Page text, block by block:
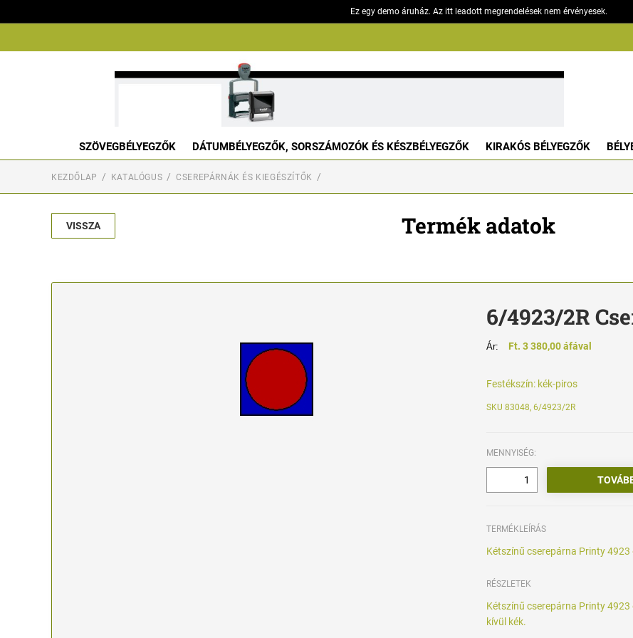
Ez egy demo áruház. Az itt leadott megrendelések nem érvényesek.
SZÖVEGBÉLYEGZŐK DÁTUMBÉLYEGZŐK, SORSZÁMOZÓK ÉS KÉSZBÉLYEGZŐK KIRAKÓS BÉLYEGZŐK
KEZDŐLAP KATALÓGUS CSEREPÁRNÁK ÉS KIEGÉSZÍTŐK
VISSZA Termék adatok
6/4923/2R
Ár: Ft. 3 380,00 áfával
Festékszín: kék-piros
SKU 83048, 6/4923/2R
MENNYISÉG:
TERMÉKLEÍRÁS
Kétszínű cserepárna Printy
RÉSZLETEK
Kétszínű cserepárna Printy
kívül kék.